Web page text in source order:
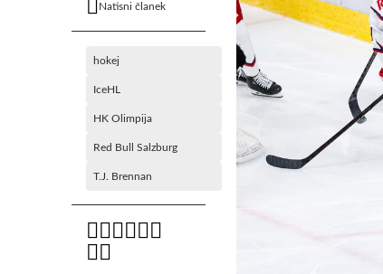
Natisni članek
hokej
IceHL
HK Olimpija
Red Bull Salzburg
T.J. Brennan